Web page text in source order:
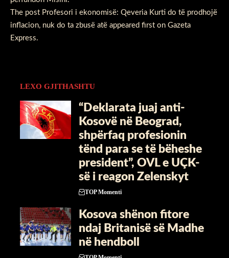
The post Profesori i ekonomisë: Qeveria Kurti do të prodhojë
inflacion, nuk do ta zbusë atë appeared first on Gazeta
Express.
LEXO GJITHASHTU
“Deklarata juaj anti-
Kosovë në Beograd,
shpërfaq profesionin
tënd para se të bëheshe
president”, OVL e UÇK-
së i reagon Zelenskyt
TOP Momenti
Kosova shënon fitore
ndaj Britanisë së Madhe
në hendboll